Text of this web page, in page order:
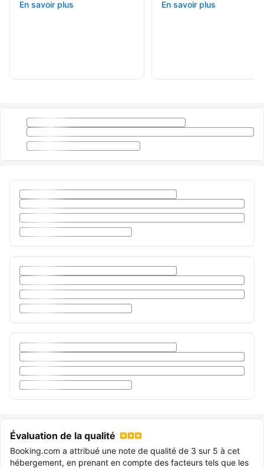
En savoir plus En savoir plus
Évaluation de la qualité
Booking.com a attribué une note de qualité de 3 sur 5 à cet
hébergement, en prenant en compte des facteurs tels que les